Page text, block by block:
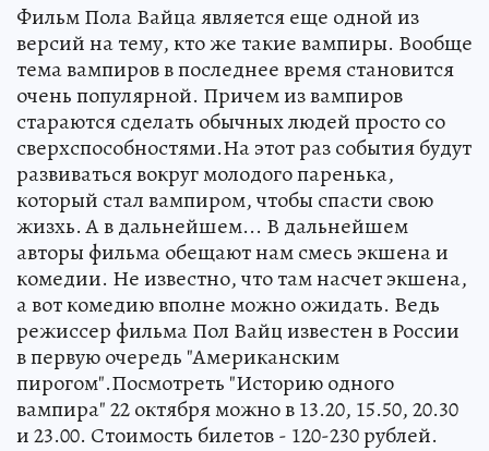
Фильм Пола Вайца является еще одной из
версий на тему, кто же такие вампиры. Вообще
тема вампиров в последнее время становится
очень популярной. Причем из вампиров
стараются сделать обычных людей просто со
сверхспособностями.На этот раз события будут
развиваться вокруг молодого паренька,
который стал вампиром, чтобы спасти свою
жизхь. А в дальнейшем... В дальнейшем
авторы фильма обещают нам смесь экшена и
комедии. Не известно, что там насчет экшена,
а вот комедию вполне можно ожидать. Ведь
режиссер фильма Пол Вайц известен в России
в первую очередь "Американским
пирогом".Посмотреть "Историю одного
вампира" 22 октября можно в 13.20, 15.50, 20.30
и 23.00. Стоимость билетов - 120-230 рублей.